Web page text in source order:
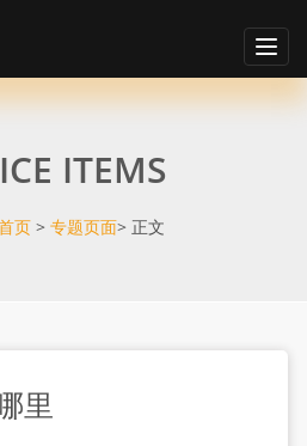
ITEMS
页 > 专题页面> 正文
里